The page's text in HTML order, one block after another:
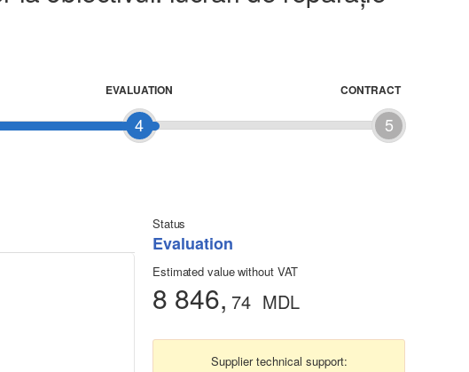
4
EVALUATION
5
CONTRACT
Status
Evaluation
Estimated value without VAT
8 846, 74 MDL
Supplier technical support: